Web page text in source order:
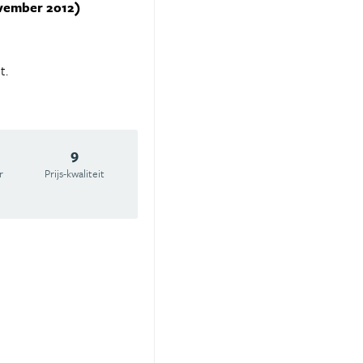
2012)
9
Prijs-kwaliteit